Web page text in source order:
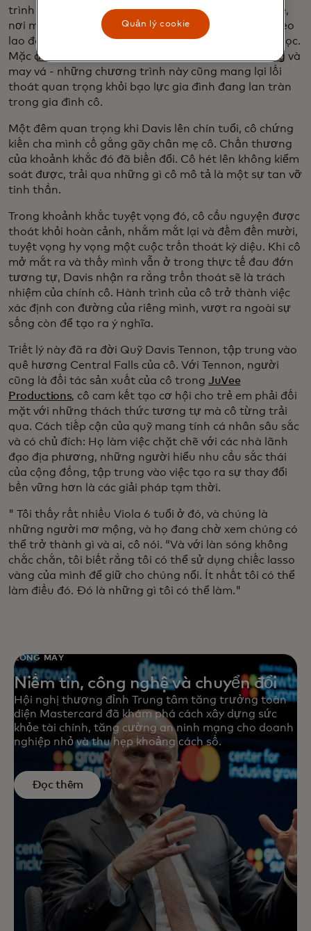
trình Hành động Cộng đồng Thung lũng Blackstone,
nơi mẹ cô tham dự các cuộc họp với các bà mẹ nghèo
lao động khác, đã tạo ra các chương trình sau giờ học.
Mặc dù đơn giản - cung cấp các lớp học dinh dưỡng và
may vá - những chương trình này cũng mang lại lối
thoát quan trọng khỏi bạo lực gia đình đang lan tràn
trong gia đình cô.
Một đêm quan trọng khi Davis lên chín tuổi, cô chứng
kiến cha mình cố gắng gãy chân mẹ cô. Chấn thương
của khoảnh khắc đó đã biến đổi. Cô hét lên không kiểm
soát được, trải qua những gì cô mô tả là một sự tan vỡ
tinh thần.
Trong khoảnh khắc tuyệt vọng đó, cô cầu nguyện được
thoát khỏi hoàn cảnh, nhắm mắt lại và đếm đến mười,
tuyệt vọng hy vọng một cuộc trốn thoát kỳ diệu. Khi cô
mở mắt ra và thấy mình vẫn ở trong thực tế đau đớn
tương tự, Davis nhận ra rằng trốn thoát sẽ là trách
nhiệm của chính cô. Hành trình của cô trở thành việc
xác định con đường của riêng mình, vượt ra ngoài sự
sống còn để tạo ra ý nghĩa.
Triết lý này đã ra đời Quỹ Davis Tennon, tập trung vào
quê hương Central Falls của cô. Với Tennon, người
cũng là đối tác sản xuất của cô trong JuVee
Productions, cô cam kết tạo cơ hội cho trẻ em phải đối
mặt với những thách thức tương tự mà cô từng trải
qua. Cách tiếp cận của quỹ mang tính cá nhân sâu sắc
và có chủ đích: Họ làm việc chặt chẽ với các nhà lãnh
đạo địa phương, những người hiểu nhu cầu sắc thái
của cộng đồng, tập trung vào việc tạo ra sự thay đổi
bền vững hơn là các giải pháp tạm thời.
" Tôi thấy rất nhiều Viola 6 tuổi ở đó, và chúng là
những người mơ mộng, và họ đang chờ xem chúng có
thể trở thành gì và ai, cô nói. “Và với làn sóng không
chắc chắn, tôi biết rằng tôi có thể sử dụng chiếc lasso
vàng của mình để giữ cho chúng nổi. Ít nhất tôi có thể
làm điều đó. Đó là những gì tôi có thể làm."
LÔNG MÀY
Niềm tin, công nghệ và chuyển đổi
Hội nghị thượng đỉnh Trung tâm tăng trưởng toàn
diện Mastercard đã khám phá cách xây dựng sức
khỏe tài chính, tăng cường an ninh mạng cho doanh
nghiệp nhỏ và thu hẹp khoảng cách số.
Đọc thêm
Quản lý cookie